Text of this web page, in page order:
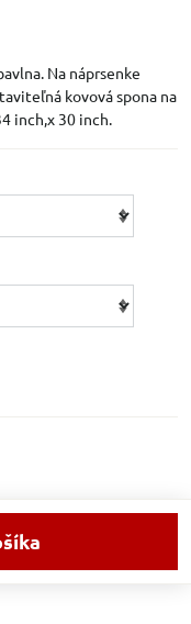
Na náprsenke
kovová spona na
inch,x 30 inch.